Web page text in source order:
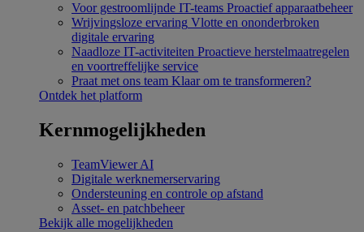
Voor gestroomlijnde IT-teams Proactief apparaatbeheer
Wrijvingsloze ervaring Vlotte en ononderbroken
digitale ervaring
Naadloze IT-activiteiten Proactieve herstelmaatregelen
en voortreffelijke service
Praat met ons team Klaar om te transformeren?
Ontdek het platform
Kernmogelijkheden
TeamViewer AI
Digitale werknemerservaring
Ondersteuning en controle op afstand
Asset- en patchbeheer
Bekijk alle mogelijkheden